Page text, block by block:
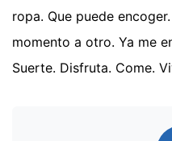
ropa. Que puede
momento a otro. Ya me
Suerte. Disfruta. Come.